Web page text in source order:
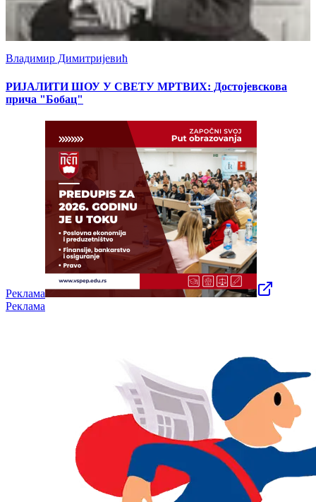
Владимир Димитријевић
РИЈАЛИТИ ШОУ У СВЕТУ МРТВИХ: Достојевскова
прича "Бобац"
Реклама
Реклама